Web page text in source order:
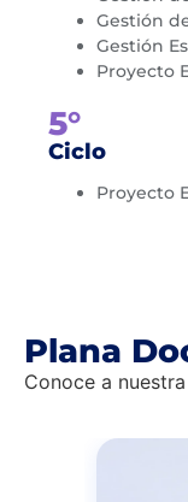
Gestión
Gestión
Proyecto
5°
Ciclo
Proyecto
Plana
Conoce a